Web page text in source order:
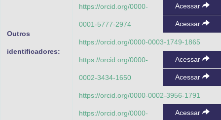
Outros
identificadores:
Acessar
https://orcid.org/0000-
0001-5777-2974 Acessar
https://orcid.org/0000-0003-1749-1865
Acessar
https://orcid.org/0000-
0002-3434-1650 Acessar
https://orcid.org/0000-0002-3956-1791
Acessar
https://orcid.org/0000-